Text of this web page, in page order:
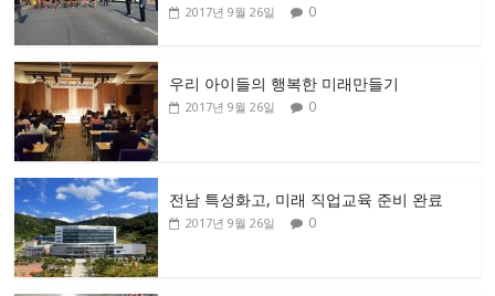
2017년 9월 26일 0
우리 아이들의 행복한 미래만들기
2017년 9월 26일 0
전남 특성화고, 미래 직업교육 준비 완료
2017년 9월 26일 0